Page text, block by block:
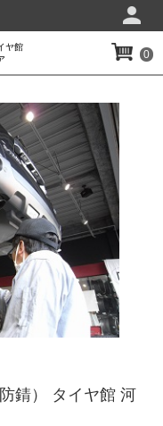
ヤ館
0
錆） タイヤ館 河